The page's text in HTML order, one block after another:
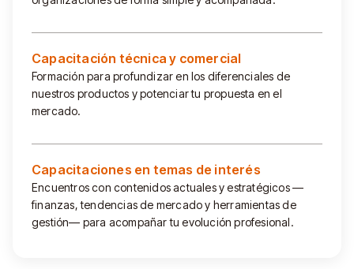
Capacitación técnica y comercial
Formación para profundizar en los diferenciales de
nuestros productos y potenciar tu propuesta en el
mercado.
Capacitaciones en temas de interés
Encuentros con contenidos actuales y estratégicos —
finanzas, tendencias de mercado y herramientas de
gestión— para acompañar tu evolución profesional.